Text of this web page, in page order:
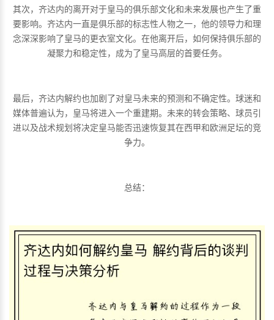
其次，齐达内的离开对于皇马的俱乐部文化和未来发展也产生了重
要影响。齐达内一直是俱乐部的标志性人物之一，他的领导力和理
念深深影响了皇马的更衣室文化。在他离开后，如何保持俱乐部的
凝聚力和稳定性，成为了皇马高层的首要任务。
最后，齐达内解约也加剧了对皇马未来的预测和不确定性。球迷和
媒体普遍认为，皇马将进入一个重建期。未来的转会策略、球员引
进以及战术规划将决定皇马能否迅速恢复其在西甲和欧洲足坛的竞
争力。
总结：